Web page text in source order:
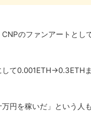
のファンアートとし
して0.001ETH→0.3ETH
万円を稼いだ」という人